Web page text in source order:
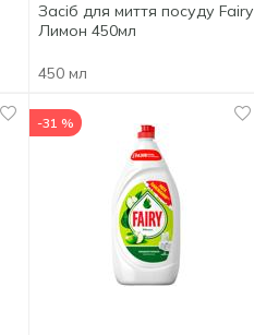
Засіб для миття посуду Fairy
Лимон 450мл
450 мл
-31 %